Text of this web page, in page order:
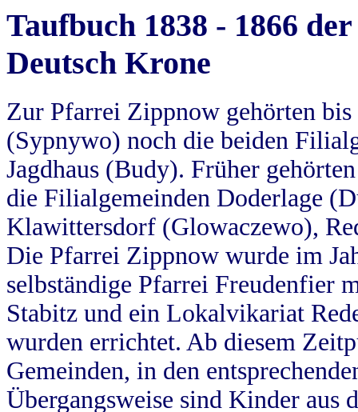
Taufbuch 1838 - 1866
Deutsch Krone
Zur Pfarrei Zippnow gehörten
(Sypnywo) noch die beiden
Jagdhaus (Budy). Früher
die Filialgemeinden Doderlage
Klawittersdorf (Glowaczewo),
Die Pfarrei Zippnow wurde im
selbständige Pfarrei Freudenfier
Stabitz und ein Lokalvikariat
wurden errichtet. Ab diesem
Gemeinden, in den
Übergangsweise sind Kinder aus